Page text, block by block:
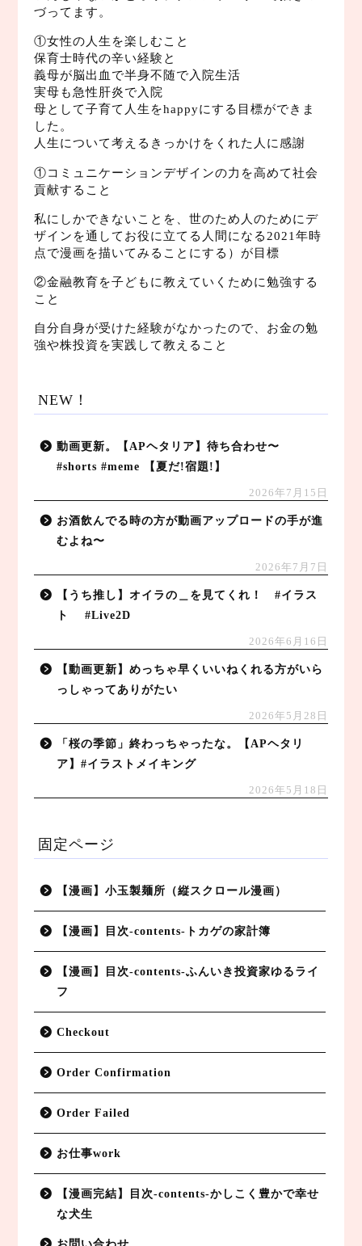
づってます。
①女性の人生を楽しむこと
保育士時代の辛い経験と
義母が脳出血で半身不随で入院生活
実母も急性肝炎で入院
母として子育て人生をhappyにする目標ができま
した。
人生について考えるきっかけをくれた人に感謝
①コミュニケーションデザインの力を高めて社会
貢献すること
私にしかできないことを、世のため人のためにデ
ザインを通してお役に立てる人間になる2021年時
点で漫画を描いてみることにする）が目標
②金融教育を子どもに教えていくために勉強する
こと
自分自身が受けた経験がなかったので、お金の勉
強や株投資を実践して教えること
NEW！
動画更新。【APヘタリア】待ち合わせ〜
#shorts #meme 【夏だ!宿題!】
2026年7月15日
お酒飲んでる時の方が動画アップロードの手が進
むよね〜
2026年7月7日
【うち推し】オイラの＿を見てくれ！ #イラス
ト #Live2D
2026年6月16日
【動画更新】めっちゃ早くいいねくれる方がいら
っしゃってありがたい
2026年5月28日
「桜の季節」終わっちゃったな。【APヘタリ
ア】#イラストメイキング
2026年5月18日
固定ページ
【漫画】小玉製麺所（縦スクロール漫画）
【漫画】目次-contents-トカゲの家計簿
【漫画】目次-contents-ふんいき投資家ゆるライ
フ
Checkout
Order Confirmation
Order Failed
お仕事work
【漫画完結】目次-contents-かしこく豊かで幸せ
な犬生